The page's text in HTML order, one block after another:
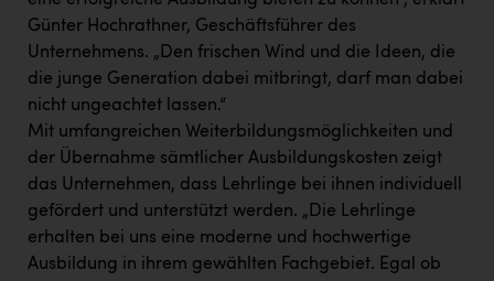
Günter Hochrathner, Geschäftsführer des
Unternehmens. „Den frischen Wind und die Ideen, die
die junge Generation dabei mitbringt, darf man dabei
nicht ungeachtet lassen.“
Mit umfangreichen Weiterbildungsmöglichkeiten und
der Übernahme sämtlicher Ausbildungskosten zeigt
das Unternehmen, dass Lehrlinge bei ihnen individuell
gefördert und unterstützt werden. „Die Lehrlinge
erhalten bei uns eine moderne und hochwertige
Ausbildung in ihrem gewählten Fachgebiet. Egal ob